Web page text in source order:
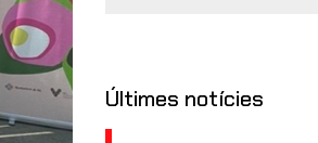
Últimes notícies